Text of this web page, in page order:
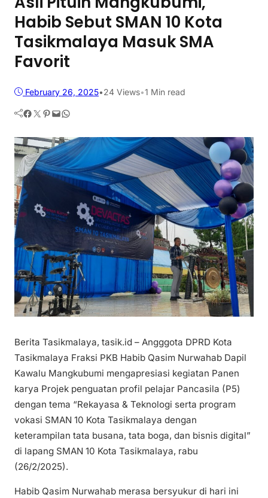
Habib Sebut SMAN 10 Kota
Tasikmalaya Masuk SMA
Favorit
February 26, 2025•24 Views•1 Min read
Facebook Twitter Pinterest Mail WhatsApp
Berita Tasikmalaya, tasik.id – Angggota DPRD Kota
Tasikmalaya Fraksi PKB Habib Qasim Nurwahab Dapil
Kawalu Mangkubumi mengapresiasi kegiatan Panen
karya Projek penguatan profil pelajar Pancasila (P5)
dengan tema “Rekayasa & Teknologi serta program
vokasi SMAN 10 Kota Tasikmalaya dengan
keterampilan tata busana, tata boga, dan bisnis digital”
di lapang SMAN 10 Kota Tasikmalaya, rabu
(26/2/2025).
Habib Qasim Nurwahab merasa bersyukur di hari ini